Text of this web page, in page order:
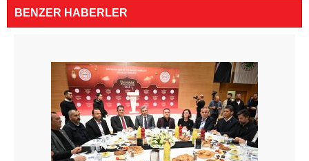
BENZER HABERLER